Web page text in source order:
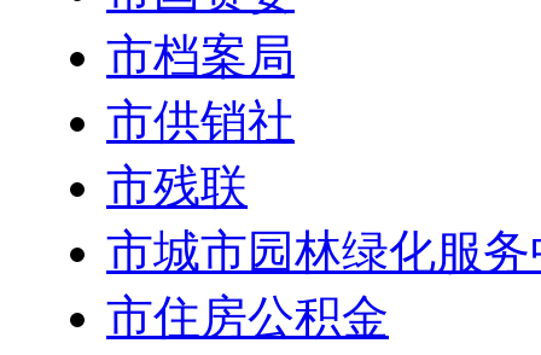
市档案局
市供销社
市残联
市城市园林绿化服
市住房公积金